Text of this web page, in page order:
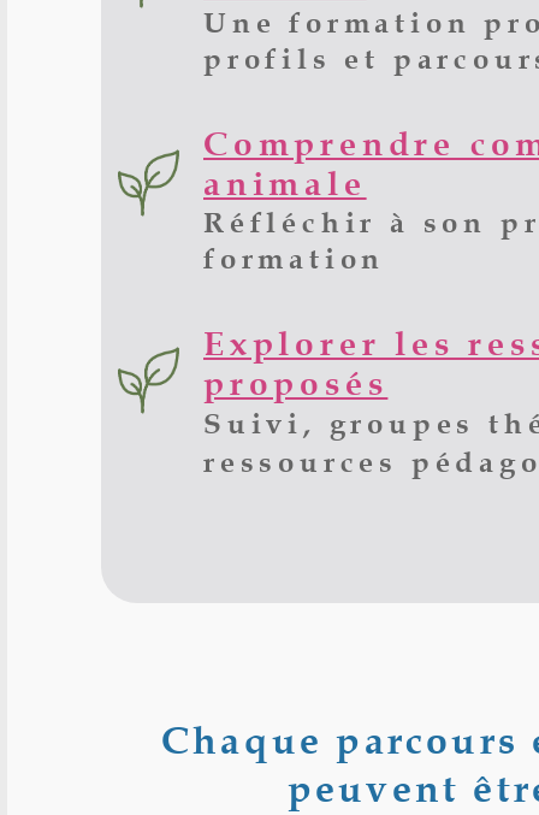
ses-frais-de-
Une formation
profils et
Comprendre
animale
Réfléchir à son
formation
Explorer les
proposés
Suivi, groupes
ressources
Chaque
peuvent